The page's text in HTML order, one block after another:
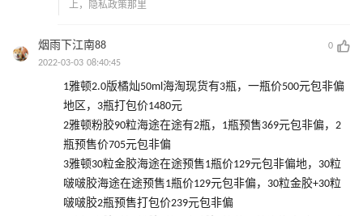
上，隐私政策那里
烟雨下江南88
0
2022-03-03 08:40:45
1雅顿2.0版橘灿50ml海淘现货有3瓶，一瓶价500元包非偏
地区，3瓶打包价1480元
2雅顿粉胶90粒海途在途有2瓶，1瓶预售369元包非偏，2
瓶预售价705元包非偏
3雅顿30粒金胶海途在途预售1瓶价129元包非偏地，30粒
啵啵胶海途在途预售1瓶价129元包非偏，30粒金胶+30粒
啵啵胶2瓶预售打包价239元包非偏